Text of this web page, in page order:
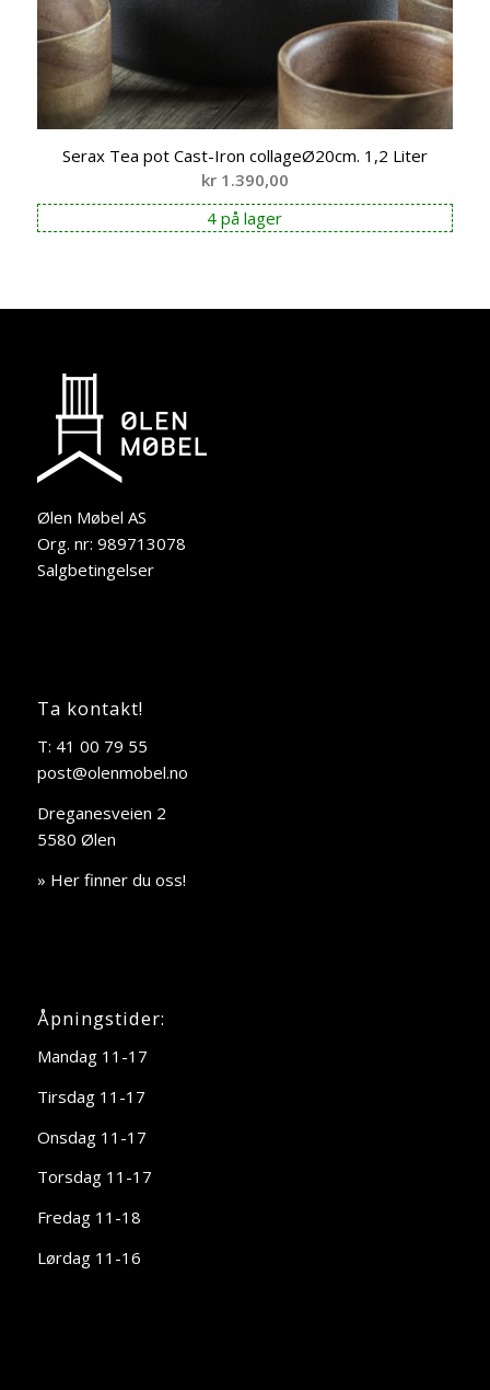
Serax Tea pot Cast-Iron collageØ20cm. 1,2 Liter
kr1.390,00
4 på lager
Ølen Møbel AS
Org. nr: 989713078
Salgbetingelser
Ta kontakt!
T: 41 00 79 55
post@olenmobel.no
Dreganesveien 2
5580 Ølen
» Her finner du oss!
Åpningstider:
Mandag 11-17
Tirsdag 11-17
Onsdag 11-17
Torsdag 11-17
Fredag 11-18
Lørdag 11-16